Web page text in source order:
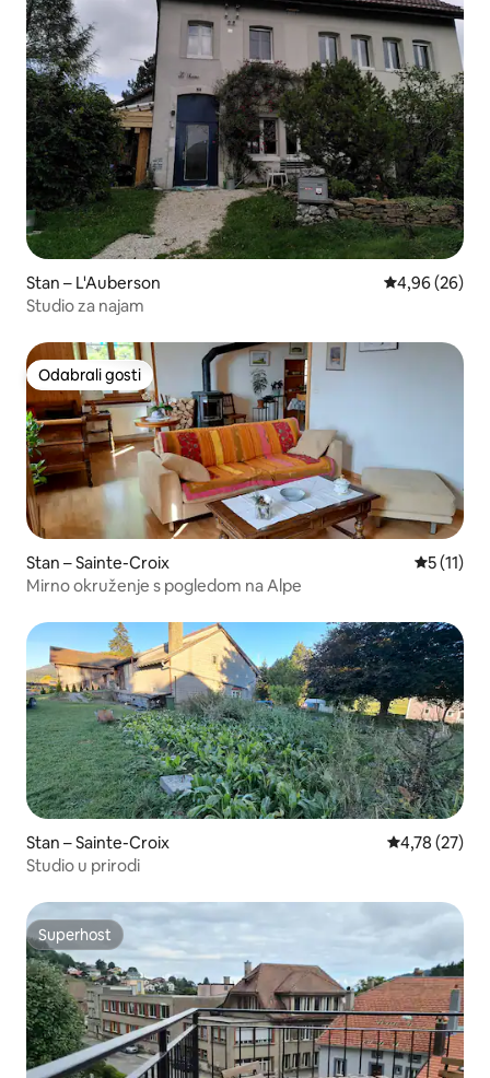
Stan – L'Auberson Prosječna
4,96 (26)
Studio za najam
Odabrali gosti
Odabrali gosti
Stan – Sainte-Croix
5 (11)
Mirno okruženje s pogledom na Alpe
Stan – Sainte-Croix Prosječna
4,78 (27)
Studio u prirodi
Superhost
Superhost